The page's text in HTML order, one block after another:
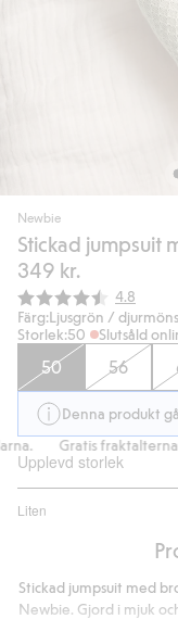
Newbie
Stickad jumpsuit
349 kr.
4.8
Färg:Ljusgrön /
Storlek:50 Slutsåld
50 56
Denna produkt
Gratis fraktalternativ
Upplevd storlek
Liten
utav
11
betyg
Stickad jumpsuit med
Newbie. Gjord i mjuk